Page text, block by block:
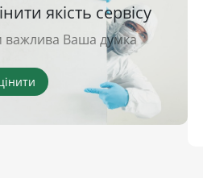
якість сервісу
важлива Ваша думка